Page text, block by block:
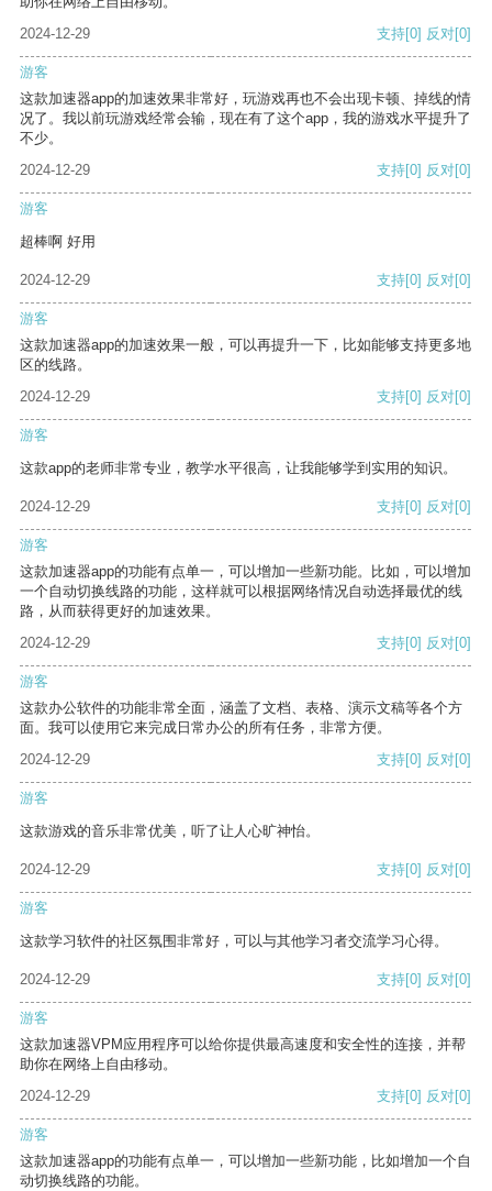
2024-12-29
支持[0] 反对[0]
游客
这款加速器app的加速效果非常好，玩游戏再也不会出现卡顿、掉线的情
况了。我以前玩游戏经常会输，现在有了这个app，我的游戏水平提升了
不少。
2024-12-29
支持[0] 反对[0]
游客
超棒啊 好用
2024-12-29 支持[0] 反对[0]
游客
这款加速器app的加速效果一般，可以再提升一下，比如能够支持更多地
区的线路。
2024-12-29
支持[0] 反对[0]
游客
这款app的老师非常专业，教学水平很高，让我能够学到实用的知识。
2024-12-29 支持[0] 反对[0]
游客
这款加速器app的功能有点单一，可以增加一些新功能。比如，可以增加
一个自动切换线路的功能，这样就可以根据网络情况自动选择最优的线
路，从而获得更好的加速效果。
2024-12-29
支持[0] 反对[0]
游客
这款办公软件的功能非常全面，涵盖了文档、表格、演示文稿等各个方
面。我可以使用它来完成日常办公的所有任务，非常方便。
2024-12-29
支持[0] 反对[0]
游客
这款游戏的音乐非常优美，听了让人心旷神怡。
2024-12-29 支持[0] 反对[0]
游客
这款学习软件的社区氛围非常好，可以与其他学习者交流学习心得。
2024-12-29 支持[0] 反对[0]
游客
这款加速器VPM应用程序可以给你提供最高速度和安全性的连接，并帮
助你在网络上自由移动。
2024-12-29
支持[0] 反对[0]
游客
这款加速器app的功能有点单一，可以增加一些新功能，比如增加一个自
动切换线路的功能。